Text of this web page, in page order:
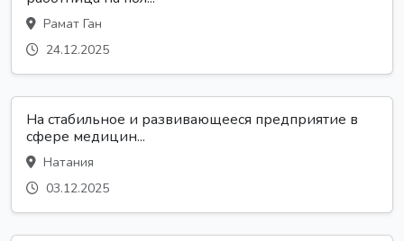
Рамат Ган
24.12.2025
На стабильное и развивающееся предприятие в
сфере медицин...
Натания
03.12.2025